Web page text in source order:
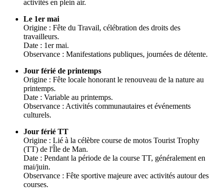
activités en plein air.
Le 1er mai
Origine : Fête du Travail, célébration des droits des
travailleurs.
Date : 1er mai.
Observance : Manifestations publiques, journées de détente.
Jour férié de printemps
Origine : Fête locale honorant le renouveau de la nature au
printemps.
Date : Variable au printemps.
Observance : Activités communautaires et événements
culturels.
Jour férié TT
Origine : Lié à la célèbre course de motos Tourist Trophy
(TT) de l'Île de Man.
Date : Pendant la période de la course TT, généralement en
mai/juin.
Observance : Fête sportive majeure avec activités autour des
courses.